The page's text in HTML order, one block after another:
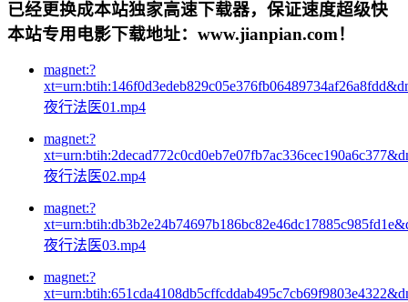
已经更换成本站独家高速下载器，保证速度超级快
本站专用电影下载地址：www.jianpian.com！
magnet:?
夜行法医01.mp4
magnet:?
夜行法医02.mp4
magnet:?
夜行法医03.mp4
magnet:?